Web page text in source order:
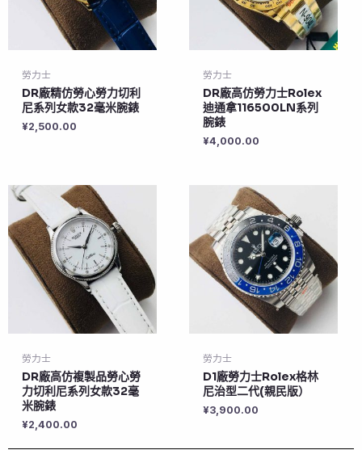
勞力士
DR廠精仿勞心勞力切利
尼系列女款32毫米腕錶
¥2,500.00
勞力士
DR廠高仿勞力士Rolex
迪通拿116500LN系列
腕錶
¥4,000.00
勞力士
DR廠高仿複製品勞心勞
力切利尼系列女款32毫
米腕錶
¥2,400.00
勞力士
D1廠勞力士Rolex格林
尼治型二代(親民版）
¥3,900.00